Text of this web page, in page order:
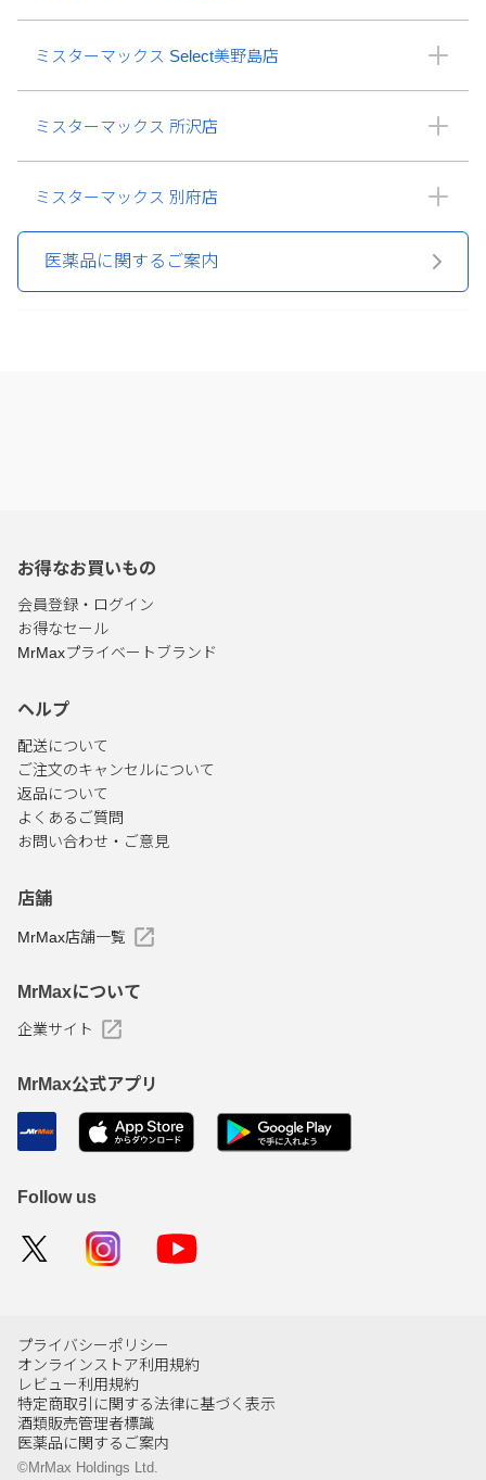
ミスターマックス Select美野島店
ミスターマックス 所沢店
ミスターマックス 別府店
医薬品に関するご案内
お得なお買いもの
会員登録・ログイン
お得なセール
MrMaxプライベートブランド
ヘルプ
配送について
ご注文のキャンセルについて
返品について
よくあるご質問
お問い合わせ・ご意見
店舗
MrMax店舗一覧
MrMaxについて
企業サイト
MrMax公式アプリ
Follow us
プライバシーポリシー
オンラインストア利用規約
レビュー利用規約
特定商取引に関する法律に基づく表示
酒類販売管理者標識
医薬品に関するご案内
©MrMax Holdings Ltd.